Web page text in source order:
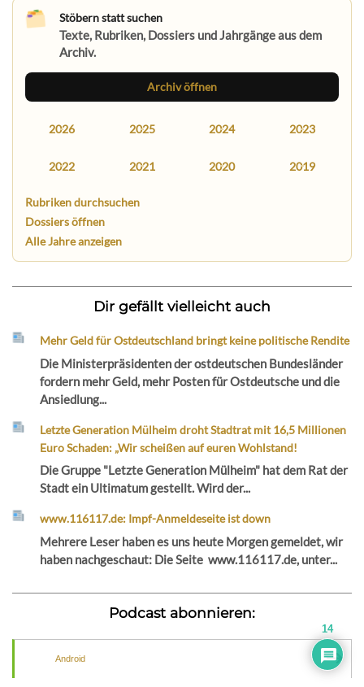
Stöbern statt suchen
Texte, Rubriken, Dossiers und Jahrgänge aus dem
Archiv.
Archiv öffnen
2026 2025 2024 2023
2022 2021 2020 2019
Rubriken durchsuchen
Dossiers öffnen
Alle Jahre anzeigen
Dir gefällt vielleicht auch
Mehr Geld für Ostdeutschland bringt keine politische Rendite
Die Ministerpräsidenten der ostdeutschen Bundesländer
fordern mehr Geld, mehr Posten für Ostdeutsche und die
Ansiedlung...
Letzte Generation Mülheim droht Stadtrat mit 16,5 Millionen
Euro Schaden: „Wir scheißen auf euren Wohlstand!
Die Gruppe "Letzte Generation Mülheim" hat dem Rat der
Stadt ein Ultimatum gestellt. Wird der...
www.116117.de: Impf-Anmeldeseite ist down
Mehrere Leser haben es uns heute Morgen gemeldet, wir
haben nachgeschaut: Die Seite www.116117.de, unter...
Podcast abonnieren:
Android
14